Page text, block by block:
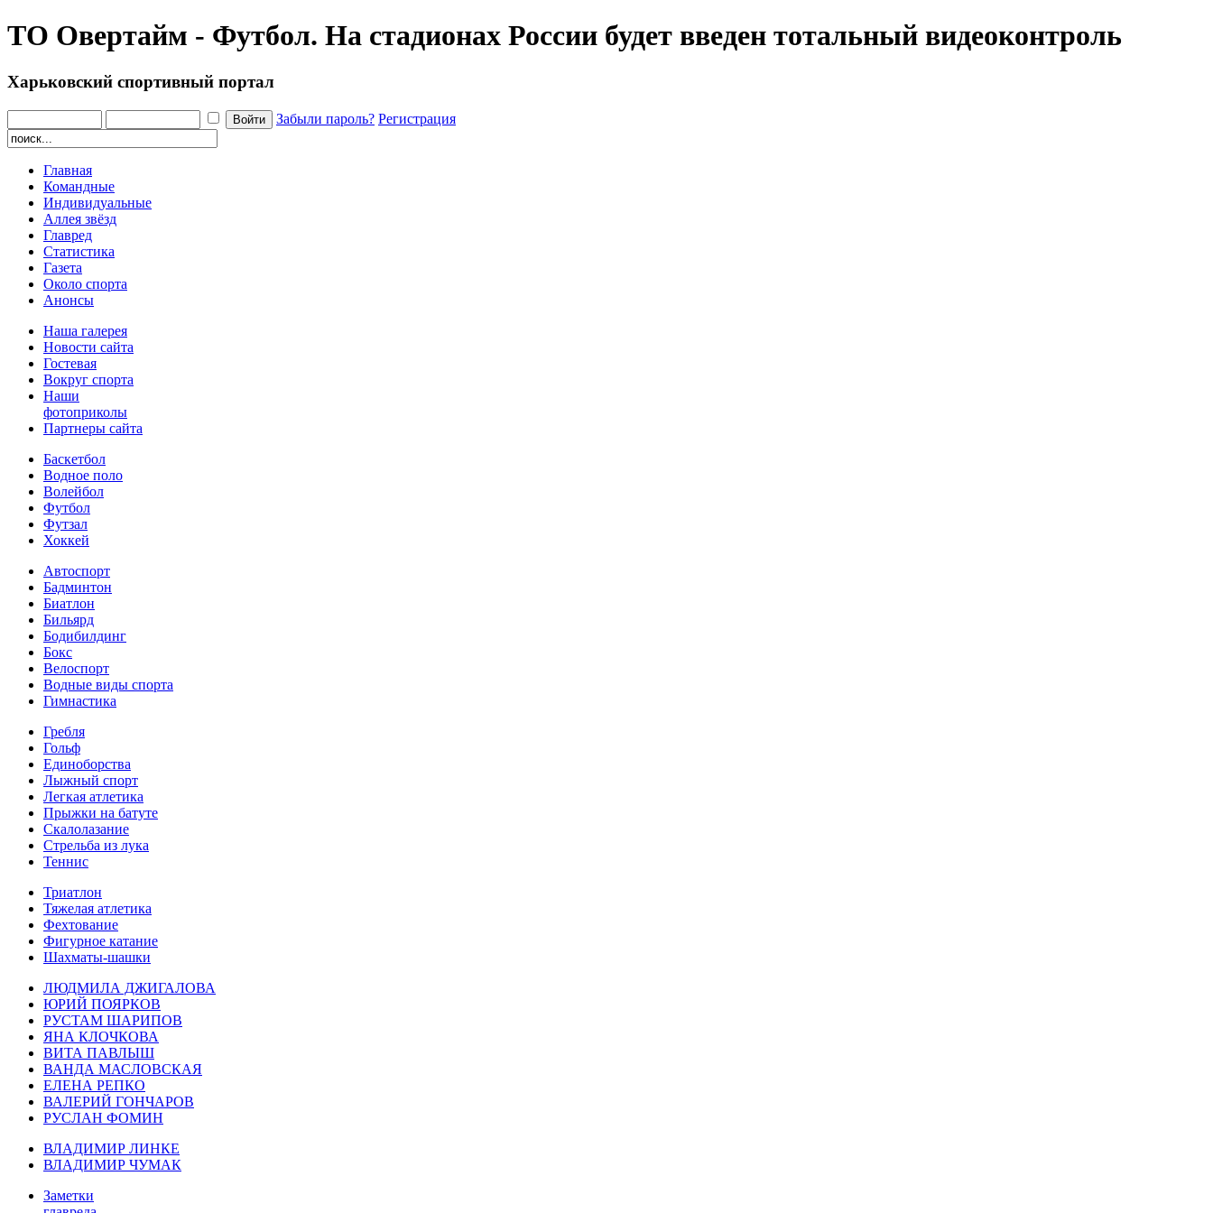
ТО Овертайм - Футбол. На стадионах России будет введен тотальный видеоконтроль
Харьковский спортивный портал
Забыли пароль? Регистрация
Главная
Командные
Индивидуальные
Аллея звёзд
Главред
Статистика
Газета
Около спорта
Анонсы
Наша галерея
Новости сайта
Гостевая
Вокруг спорта
Наши
фотоприколы
Партнеры сайта
Баскетбол
Водное поло
Волейбол
Футбол
Футзал
Хоккей
Автоспорт
Бадминтон
Биатлон
Бильярд
Бодибилдинг
Бокс
Велоспорт
Водные виды спорта
Гимнастика
Гребля
Гольф
Единоборства
Лыжный спорт
Легкая атлетика
Прыжки на батуте
Скалолазание
Стрельба из лука
Теннис
Триатлон
Тяжелая атлетика
Фехтование
Фигурное катание
Шахматы-шашки
ЛЮДМИЛА ДЖИГАЛОВА
ЮРИЙ ПОЯРКОВ
РУСТАМ ШАРИПОВ
ЯНА КЛОЧКОВА
ВИТА ПАВЛЫШ
ВАНДА МАСЛОВСКАЯ
ЕЛЕНА РЕПКО
ВАЛЕРИЙ ГОНЧАРОВ
РУСЛАН ФОМИН
ВЛАДИМИР ЛИНКЕ
ВЛАДИМИР ЧУМАК
Заметки